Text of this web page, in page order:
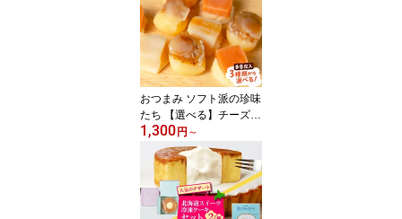
り寄せ 内祝い 誕生日 御
中元 食べ物 食品 【冷
凍】 海鮮 ギフト 海鮮セ
ット 父の日 海鮮ギフト
おつまみ ソフト派の珍味
たち 【選べる】チーズ
帆立 鮭 焼きいか 8粒入
北海道 ほたて ちーず 送
料無料 お試し 酒の肴 ポ
イント消化 ホタテ お取
り寄せグルメ メール便
お土産 父の日 人気
1,300 円 ～